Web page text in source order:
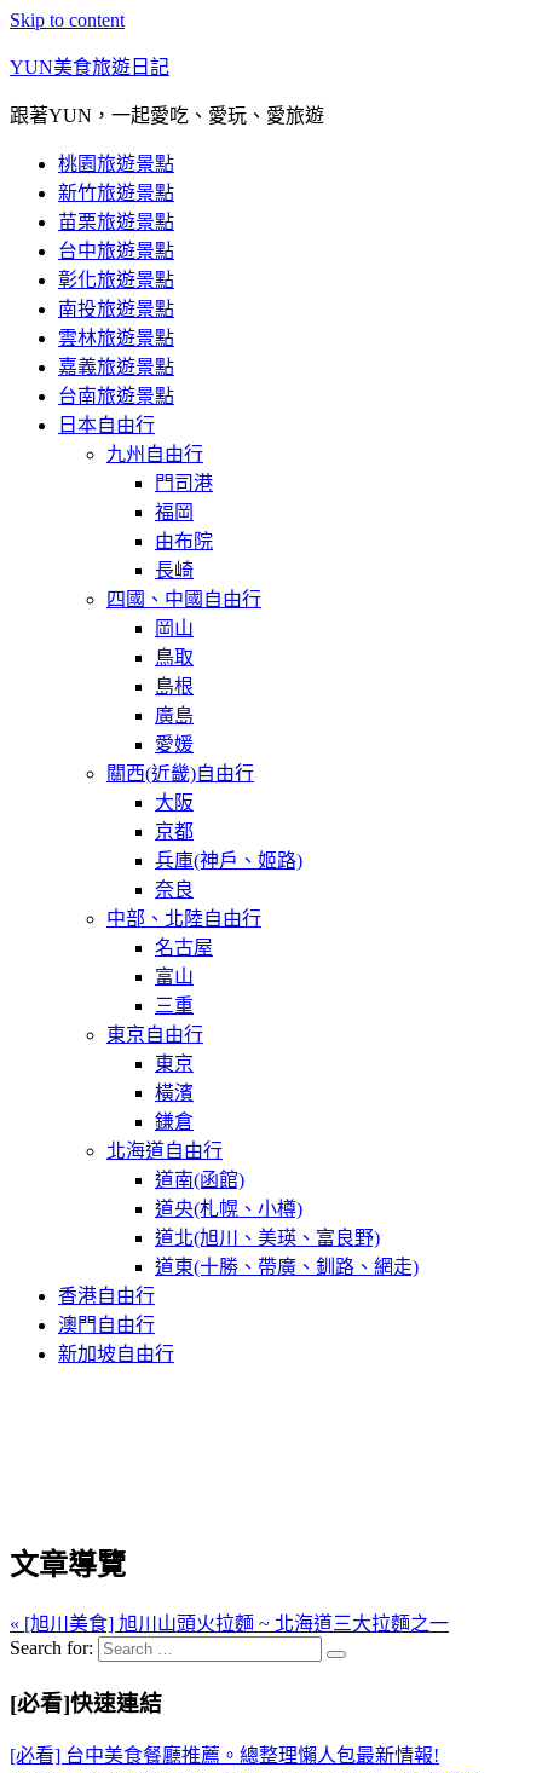
Skip to content
YUN美食旅遊日記
跟著YUN，一起愛吃、愛玩、愛旅遊
桃園旅遊景點
新竹旅遊景點
苗栗旅遊景點
台中旅遊景點
彰化旅遊景點
南投旅遊景點
雲林旅遊景點
嘉義旅遊景點
台南旅遊景點
日本自由行
九州自由行
門司港
福岡
由布院
長崎
四國、中國自由行
岡山
鳥取
島根
廣島
愛媛
關西(近畿)自由行
大阪
京都
兵庫(神戶、姬路)
奈良
中部、北陸自由行
名古屋
富山
三重
東京自由行
東京
橫濱
鎌倉
北海道自由行
道南(函館)
道央(札幌、小樽)
道北(旭川、美瑛、富良野)
道東(十勝、帶廣、釧路、網走)
香港自由行
澳門自由行
新加坡自由行
文章導覽
« [旭川美食] 旭川山頭火拉麵 ~ 北海道三大拉麵之一
Search for:
[必看]快速連結
[必看] 台中美食餐廳推薦。總整理懶人包最新情報!